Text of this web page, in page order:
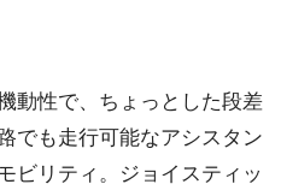
動性で、ちょっとした段差
でも走行可能なアシスタン
ビリティ。ジョイスティッ